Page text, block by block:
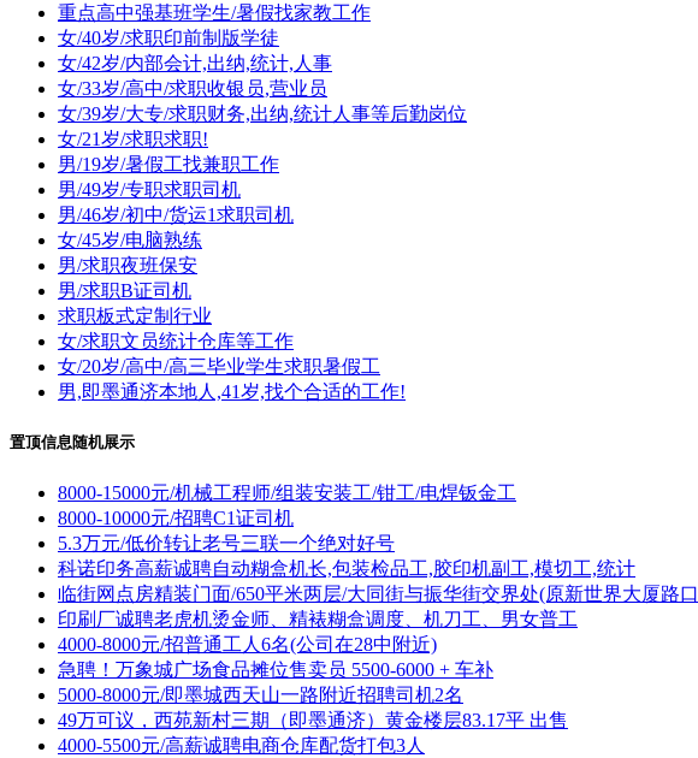
重点高中强基班学生/暑假找家教工作
女/40岁/求职印前制版学徒
女/42岁/内部会计,出纳,统计,人事
女/33岁/高中/求职收银员,营业员
女/39岁/大专/求职财务,出纳,统计人事等后勤岗位
女/21岁/求职求职!
男/19岁/暑假工找兼职工作
男/49岁/专职求职司机
男/46岁/初中/货运1求职司机
女/45岁/电脑熟练
男/求职夜班保安
男/求职B证司机
求职板式定制行业
女/求职文员统计仓库等工作
女/20岁/高中/高三毕业学生求职暑假工
男,即墨通济本地人,41岁,找个合适的工作!
置顶信息随机展示
8000-15000元/机械工程师/组装安装工/钳工/电焊钣金工
8000-10000元/招聘C1证司机
5.3万元/低价转让老号三联一个绝对好号
科诺印务高薪诚聘自动糊盒机长,包装检品工,胶印机副工,模切工,统计
临街网点房精装门面/650平米两层/大同街与振华街交界处(原新世界大厦路
印刷厂诚聘老虎机烫金师、精裱糊盒调度、机刀工、男女普工
4000-8000元/招普通工人6名(公司在28中附近)
急聘！万象城广场食品摊位售卖员 5500-6000 + 车补
5000-8000元/即墨城西天山一路附近招聘司机2名
49万可议，西苑新村三期（即墨通济）黄金楼层83.17平 出售
4000-5500元/高薪诚聘电商仓库配货打包3人